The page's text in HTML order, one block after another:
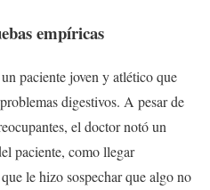
empíricas
paciente joven y atlético que
digestivos. A pesar de
el doctor notó un
paciente, como llegar
le hizo sospechar que algo no